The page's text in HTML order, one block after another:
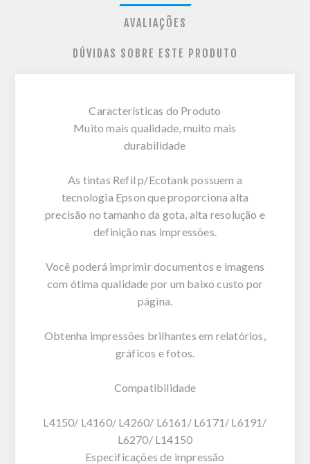
AVALIAÇÕES
DÚVIDAS SOBRE ESTE PRODUTO
Características do Produto
Muito mais qualidade, muito mais
durabilidade
As tintas Refil p/Ecotank possuem a
tecnologia Epson que proporciona alta
precisão no tamanho da gota, alta resolução e
definição nas impressões.
Você poderá imprimir documentos e imagens
com ótima qualidade por um baixo custo por
página.
Obtenha impressões brilhantes em relatórios,
gráficos e fotos.
Compatibilidade
L4150/ L4160/ L4260/ L6161/ L6171/ L6191/
L6270/ L14150
Especificações de impressão